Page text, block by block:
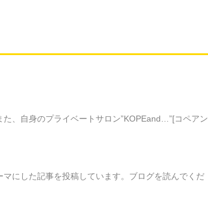
、自身のプライベートサロン”KOPEand…”[コペアン
にした記事を投稿しています。ブログを読んでくだ